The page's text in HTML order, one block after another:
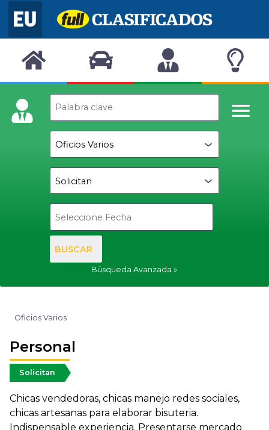
BUSCAR
Búsqueda Avanzada
Oficios Varios
Personal
Solicitan
Chicas vendedoras, chicas manejo redes sociales,
chicas artesanas para elaborar bisuteria.
Indispensable experiencia. Presentarse mercado